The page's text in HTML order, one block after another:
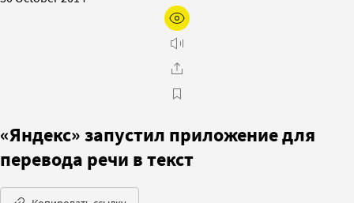
«Яндекс» запустил приложение для
перевода речи в текст